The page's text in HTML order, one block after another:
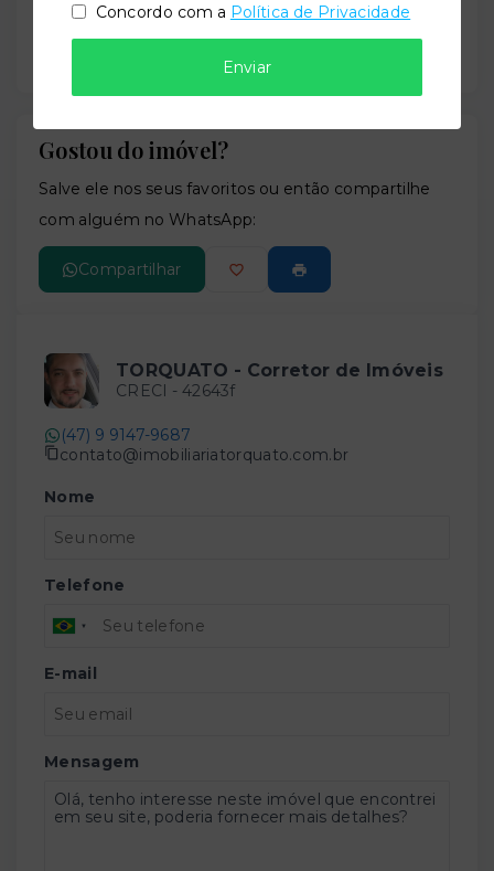
Gostou do imóvel?
Salve ele nos seus favoritos ou então compartilhe
com alguém no WhatsApp:
Compartilhar
TORQUATO - Corretor de Imóveis
CRECI - 42643f
(47) 9 9147-9687
contato@imobiliariatorquato.com.br
Nome
Telefone
E-mail
Mensagem
Concordo com a Política de Privacidade
Enviar